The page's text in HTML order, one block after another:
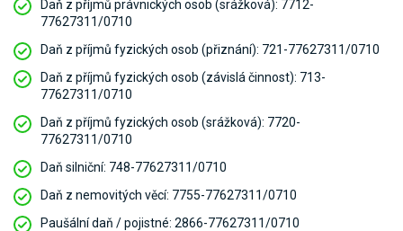
Daň z příjmů právnických osob (srážková): 7712-
77627311/0710
Daň z příjmů fyzických osob (přiznání): 721-77627311/0710
Daň z příjmů fyzických osob (závislá činnost): 713-
77627311/0710
Daň z příjmů fyzických osob (srážková): 7720-
77627311/0710
Daň silniční: 748-77627311/0710
Daň z nemovitých věcí: 7755-77627311/0710
Paušální daň / pojistné: 2866-77627311/0710